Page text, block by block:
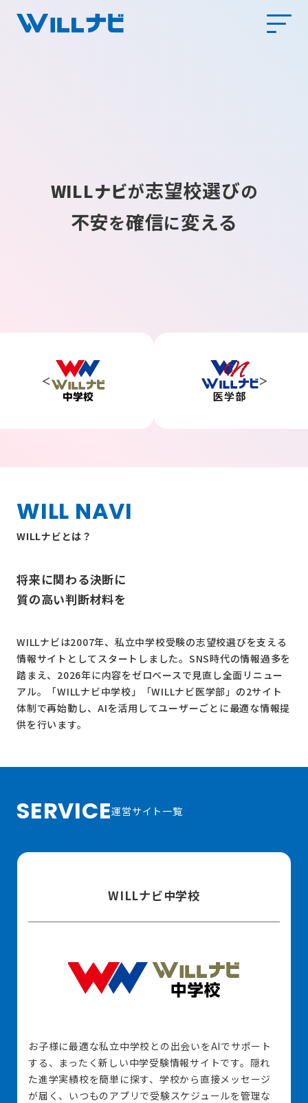
WILLナビが志望校選びの
不安を確信に変える
WILL NAVI
WILLナビとは？
将来に関わる決断に
質の高い判断材料を
WILLナビは2007年、私立中学校受験の志望校選びを支える
情報サイトとしてスタートしました。SNS時代の情報過多を
踏まえ、2026年に内容をゼロベースで見直し全面リニュー
アル。
「WILLナビ中学校」 「WILLナビ医学部」 の2サイト
体制で再始動し、AIを活用してユーザーごとに最適な情報提
供を行います。
SERVICE運営サイト一覧
WILLナビ中学校
お子様に最適な私立中学校との出会いをAIでサポート
する、まったく新しい中学受験情報サイトです。隠れ
た進学実績校を簡単に探す、学校から直接メッセージ
が届く、いつものアプリで受験スケジュールを管理な